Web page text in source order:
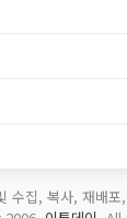
수집, 복사, 재배포